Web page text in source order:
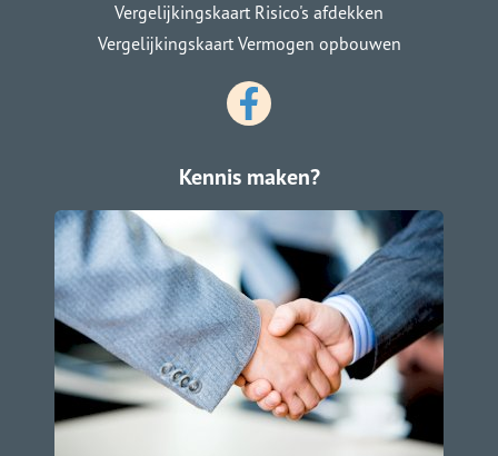
Vergelijkingskaart Risico's afdekken
Vergelijkingskaart Vermogen opbouwen
Kennis maken?